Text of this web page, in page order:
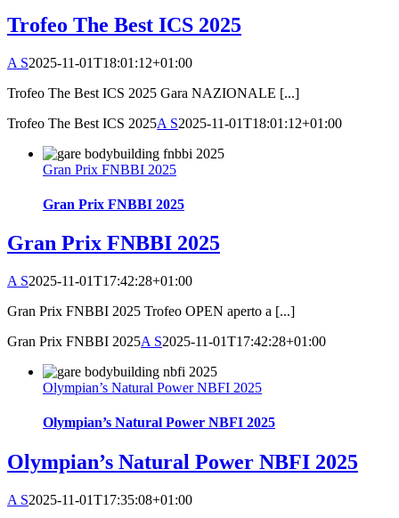
Trofeo The Best ICS 2025
A S2025-11-01T18:01:12+01:00
Trofeo The Best ICS 2025 Gara NAZIONALE [...]
Trofeo The Best ICS 2025A S2025-11-01T18:01:12+01:00
Gran Prix FNBBI 2025
Gran Prix FNBBI 2025
Gran Prix FNBBI 2025
A S2025-11-01T17:42:28+01:00
Gran Prix FNBBI 2025 Trofeo OPEN aperto a [...]
Gran Prix FNBBI 2025A S2025-11-01T17:42:28+01:00
Olympian’s Natural Power NBFI 2025
Olympian’s Natural Power NBFI 2025
Olympian’s Natural Power NBFI 2025
A S2025-11-01T17:35:08+01:00